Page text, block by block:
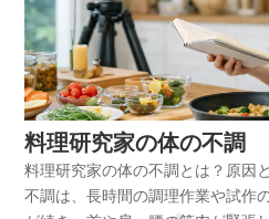
打てず、腰に負担がかかる。２．
ず、首や肩に緊張が残る。３．首
で寝ることが原因。４．背中の張
流が悪くなる。５．頭痛・・・寝
が影響。６．自律神経の乱れ・・
調につながる。７．手足のしびれ
て起こる。８．全身のだるさ・・
９．寝違え・・・首の筋肉が硬く
料理研究家の体の不調
料理研究家の体の不調とは？原因
不調は、長時間の調理作業や試作